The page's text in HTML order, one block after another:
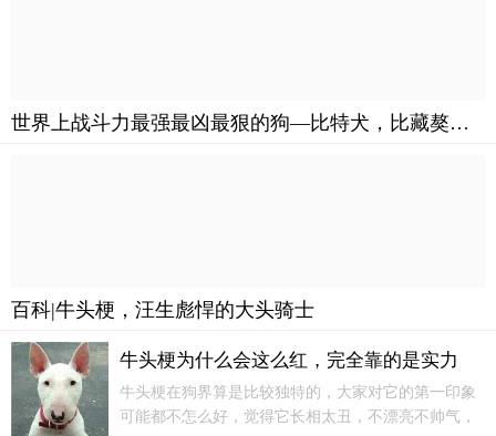
世界上战斗力最强最凶最狠的狗—比特犬，比藏獒还要厉害
百科|牛头梗，汪生彪悍的大头骑士
牛头梗为什么会这么红，完全靠的是实力